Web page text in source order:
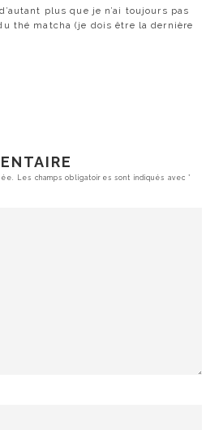
plus que je n’ai toujours pas
thé matcha (je dois être la dernière
Les champs obligatoires sont indiqués avec*